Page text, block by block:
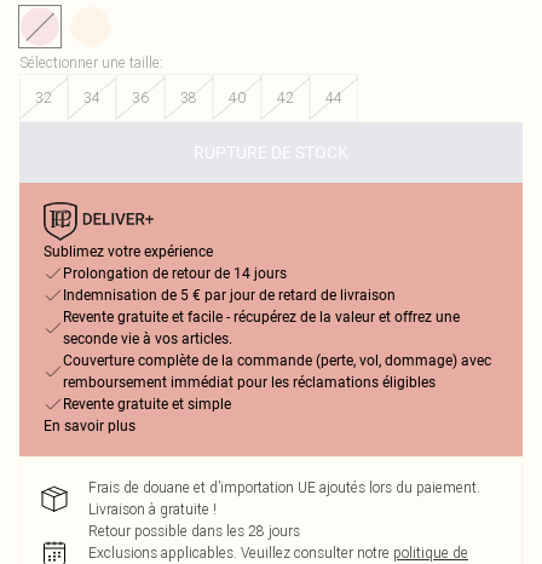
Sélectionner une taille:
32
34 36 38 40 42 44
RUPTURE DE STOCK
Sublimez votre expérience
Prolongation de retour de 14 jours
Indemnisation de 5 € par jour de retard de livraison
Revente gratuite et facile - récupérez de la valeur et offrez une
seconde vie à vos articles.
Couverture complète de la commande (perte, vol, dommage) avec
remboursement immédiat pour les réclamations éligibles
Revente gratuite et simple
En savoir plus
Frais de douane et d’importation UE ajoutés lors du paiement.
Livraison à gratuite !
Retour possible dans les 28 jours
Exclusions applicables. Veuillez consulter notre politique de